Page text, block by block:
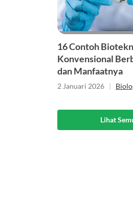
16 Contoh
Konvensional
dan Manfaatnya
2 Januari 2026 |
Lihat